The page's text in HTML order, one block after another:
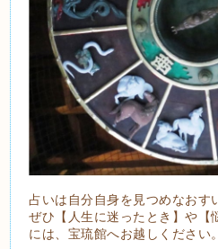
占いは自分自身を見つめなおす
ぜひ【人生に迷ったとき】や【
には、宝琉館へお越しください。